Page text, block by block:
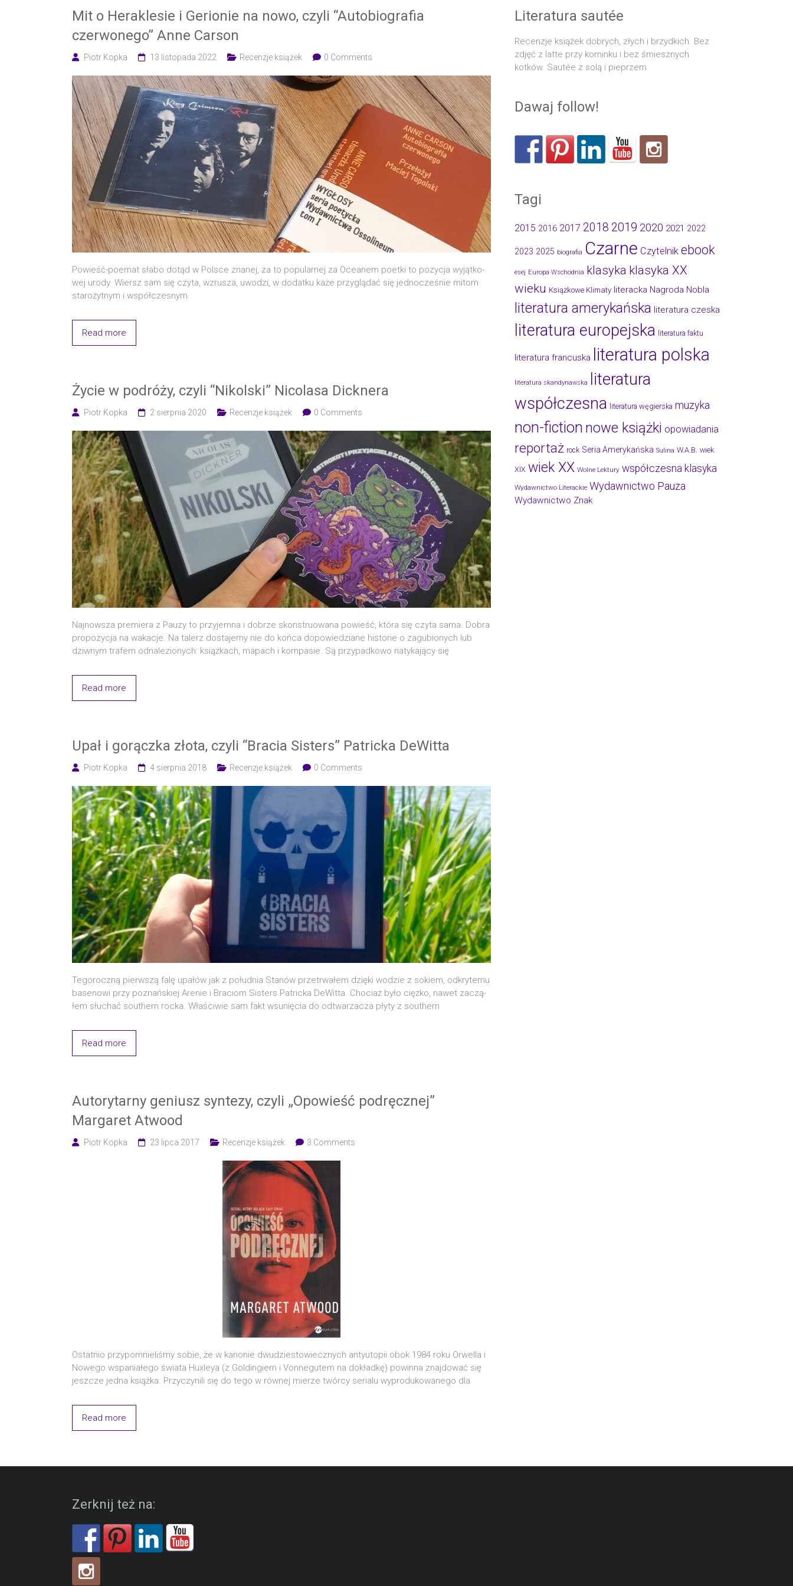
Mit o Heraklesie i Gerionie na nowo, czyli “Autobiografia
czerwonego” Anne Carson
Piotr Kopka 13 listopada 2022 Recenzje książek 0 Comments
Powieść-poemat sła­bo dotąd w Pol­sce zna­nej, za to popu­lar­nej za Oce­anem poet­ki to pozy­cja wyjąt­ko­
wej uro­dy. Wiersz sam się czy­ta, wzru­sza, uwo­dzi, w dodat­ku każe przy­glą­dać się jed­no­cze­śnie mitom
sta­ro­żyt­nym i współczesnym.
Read more
Życie w podróży, czyli “Nikolski” Nicolasa Dicknera
Piotr Kopka 2 sierpnia 2020 Recenzje książek 0 Comments
Naj­now­sza pre­mie­ra z Pau­zy to przy­jem­na i dobrze skon­stru­owa­na powieść, któ­ra się czy­ta sama. Dobra
pro­po­zy­cja na waka­cje. Na talerz dosta­je­my nie do koń­ca dopo­wie­dzia­ne histo­rie o zagu­bio­nych lub
dziw­nym tra­fem odna­le­zio­nych: książ­kach, mapach i kom­pa­sie. Są przy­pad­ko­wo naty­ka­ją­cy się
Read more
Upał i gorączka złota, czyli “Bracia Sisters” Patricka DeWitta
Piotr Kopka 4 sierpnia 2018 Recenzje książek 0 Comments
Tego­rocz­ną pierw­szą falę upa­łów jak z połu­dnia Sta­nów prze­trwa­łem dzię­ki wodzie z sokiem, odkry­te­mu
base­no­wi przy poznań­skiej Are­nie i Bra­ciom Sisters Patric­ka DeWit­ta. Cho­ciaż było cięż­ko, nawet zaczą­
łem słu­chać southern roc­ka. Wła­ści­wie sam fakt wsu­nię­cia do odtwa­rza­cza pły­ty z southern
Read more
Autorytarny geniusz syntezy, czyli „Opowieść podręcznej”
Margaret Atwood
Piotr Kopka 23 lipca 2017 Recenzje książek 3 Comments
Ostat­nio przy­po­mnie­li­śmy sobie, że w kano­nie dwu­dzie­sto­wiecz­nych anty­uto­pii obok 1984 roku Orwel­la i
Nowe­go wspa­nia­łe­go świa­ta Hux­leya (z Gol­din­giem i Von­ne­gu­tem na dokład­kę) powin­na znaj­do­wać się
jesz­cze jed­na książ­ka. Przy­czy­ni­li się do tego w rów­nej mie­rze twór­cy seria­lu wypro­du­ko­wa­ne­go dla
Read more
Literatura sautée
Recenzje książek dobrych, złych i brzydkich. Bez
zdjęć z latte przy kominku i bez śmiesznych
kotków. Sautée z solą i pieprzem.
Dawaj follow!
Tagi
2015 2016 2017 2018 2019 2020 2021 2022
2023 2025 biografia Czarne Czytelnik ebook
esej Europa Wschodnia klasyka klasyka XX
wieku Książkowe Klimaty literacka Nagroda Nobla
literatura amerykańska literatura czeska
literatura europejska literatura faktu
literatura francuska literatura polska
literatura skandynawska
literatura
współczesna literatura węgierska muzyka
non-fiction nowe książki opowiadania
reportaż rock Seria Amerykańska Sulina W.A.B. wiek
XIX wiek XX Wolne Lektury współczesna klasyka
Wydawnictwo Literackie Wydawnictwo Pauza
Wydawnictwo Znak
Zerknij też na: